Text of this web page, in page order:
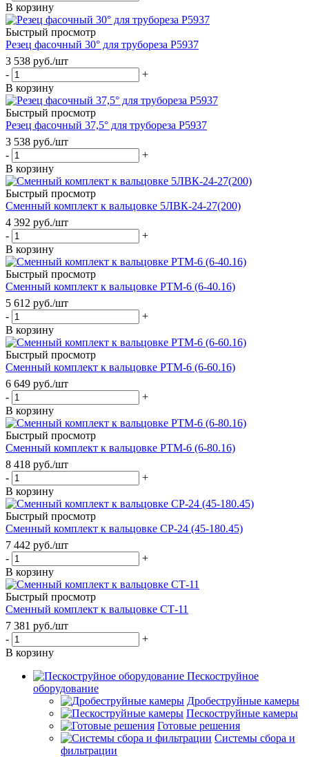
В корзину
Быстрый просмотр
Резец фасочный 30° для трубореза Р5937
3 538 руб./шт
-
+
В корзину
Быстрый просмотр
Резец фасочный 37,5° для трубореза Р5937
3 538 руб./шт
-
+
В корзину
Быстрый просмотр
Сменный комплект к вальцовке 5ЛВК-24-27(200)
4 392 руб./шт
-
+
В корзину
Быстрый просмотр
Сменный комплект к вальцовке РТМ-6 (6-40.16)
5 612 руб./шт
-
+
В корзину
Быстрый просмотр
Сменный комплект к вальцовке РТМ-6 (6-60.16)
6 649 руб./шт
-
+
В корзину
Быстрый просмотр
Сменный комплект к вальцовке РТМ-6 (6-80.16)
8 418 руб./шт
-
+
В корзину
Быстрый просмотр
Сменный комплект к вальцовке СР-24 (45-180.45)
7 442 руб./шт
-
+
В корзину
Быстрый просмотр
Сменный комплект к вальцовке СТ-11
7 381 руб./шт
-
+
В корзину
Пескоструйное
оборудование
Дробеструйные камеры
Пескоструйные камеры
Готовые решения
Системы сбора и
фильтрации